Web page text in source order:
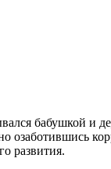
бабушкой и
озаботившись
развития.